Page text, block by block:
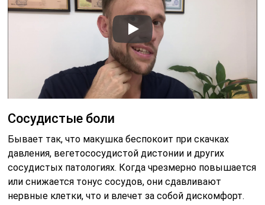
Сосудистые боли
Бывает так, что макушка беспокоит при скачках
давления, вегетососудистой дистонии и других
сосудистых патологиях. Когда чрезмерно повышается
или снижается тонус сосудов, они сдавливают
нервные клетки, что и влечет за собой дискомфорт.